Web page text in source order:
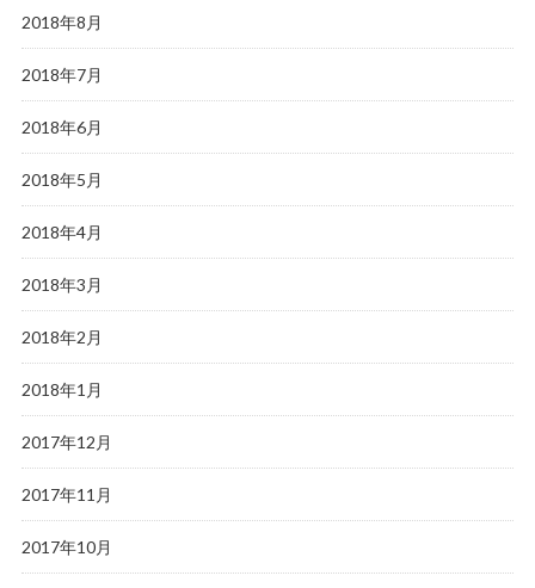
2018年8月
2018年7月
2018年6月
2018年5月
2018年4月
2018年3月
2018年2月
2018年1月
2017年12月
2017年11月
2017年10月